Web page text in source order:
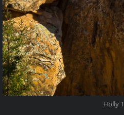
Holly